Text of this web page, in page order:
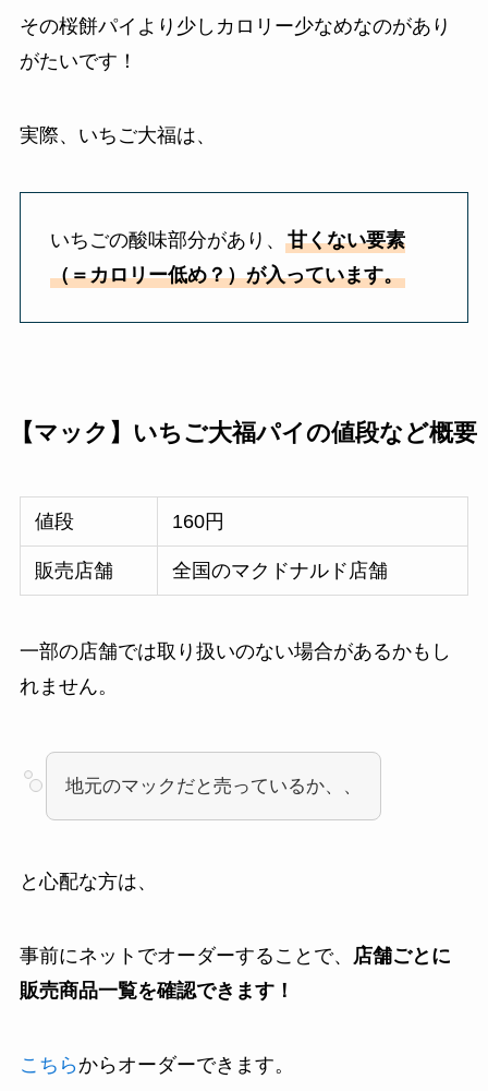
その桜餅パイより少しカロリー少なめなのがあり
がたいです！
実際、いちご大福は、
いちごの酸味部分があり、 甘くない要素
（＝カロリー低め？）が入っています。
【マック】いちご大福パイの値段など概要
値段 160円
販売店舗 全国のマクドナルド店舗
一部の店舗では取り扱いのない場合があるかもし
れません。
地元のマックだと売っているか、、
と心配な方は、
事前にネットでオーダーすることで、
店舗ごとに
販売商品一覧を確認できます！
こちらからオーダーできます。